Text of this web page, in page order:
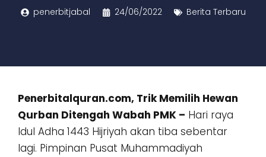
penerbitjabal 24/06/2022 Berita Terbaru
Penerbitalquran.com, Trik Memilih Hewan
Qurban Ditengah Wabah PMK – Hari raya
Idul Adha 1443 Hijriyah akan tiba sebentar
lagi. Pimpinan Pusat Muhammadiyah